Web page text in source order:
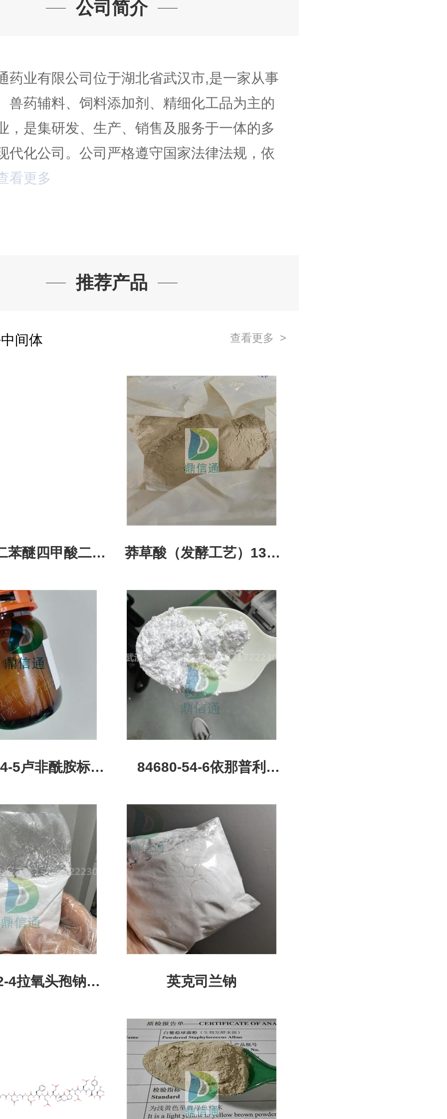
公司简介
药业有限公司位于湖北省武汉市,是一家从事
兽药辅料、饲料添加剂、精细化工品为主的
，是集研发、生产、销售及服务于一体的多
代化公司。公司严格遵守国家法律法规，依
看更多
推荐产品
间体 查看更多 >
苯醚四甲酸二酐
50662-95-8
莽草酸（发酵工艺）138-
59-0|中间体|科研材料|实验
试剂|检测图谱|检测方法-鼎
信通药业-丁亮
5卢非酰胺标准
式|中间体|科研
剂|检测图谱|检
信通药业-丁亮
84680-54-6依那普利
拉;2,4-二氯苯基-2-(-1H-咪
唑)乙醇精品试剂杂质标准
品系列|结构式|中间体|科研
材料|实验试剂-鼎信通药业-
丁亮
4拉氧头孢钠高
-丁亮
英克司兰钠